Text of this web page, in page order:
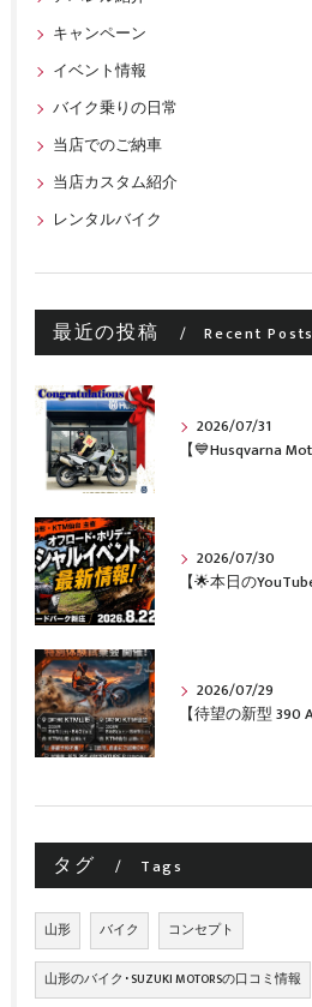
キャンペーン
イベント情報
バイク乗りの日常
当店でのご納車
当店カスタム紹介
レンタルバイク
最近の投稿 Recent Posts
2026/07/31
2026/07/30
2026/07/29
タグ Tags
山形 バイク コンセプト
山形のバイク･SUZUKI MOTORSの口コミ情報